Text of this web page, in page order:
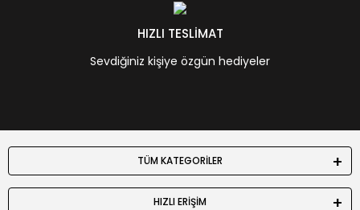
HIZLI TESLİMAT
Sevdiğiniz kişiye özgün hediyeler
TÜM KATEGORİLER
HIZLI ERİŞİM